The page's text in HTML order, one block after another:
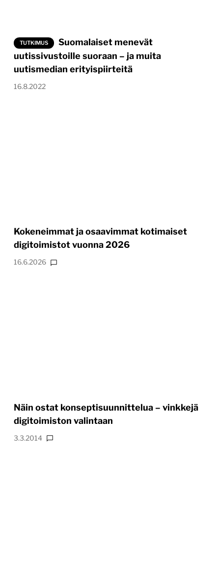
TUTKIMUS
Suomalaiset menevät
uutissivustoille suoraan – ja muita
uutismedian erityispiirteitä
16.8.2022
Kokeneimmat ja osaavimmat kotimaiset
digitoimistot vuonna 2026
16.6.2026
Näin ostat konseptisuunnittelua – vinkkejä
digitoimiston valintaan
3.3.2014